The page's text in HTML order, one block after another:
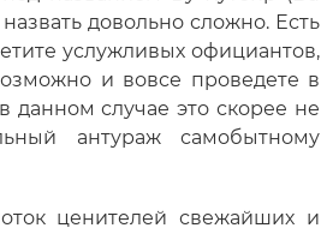
довольно сложно. Есть
услужливых официантов,
и вовсе проведете в
данном случае это скорее не
антураж самобытному
ценителей свежайших и